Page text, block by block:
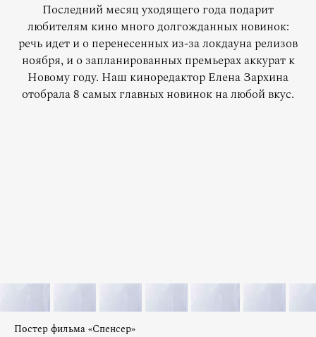
Последний месяц уходящего года подарит
любителям кино много долгожданных новинок:
речь идет и о перенесенных из-за локдауна релизов
ноября, и о запланированных премьерах аккурат к
Новому году. Наш киноредактор Елена Зархина
отобрала 8 самых главных новинок на любой вкус.
Постер фильма «Спенсер»